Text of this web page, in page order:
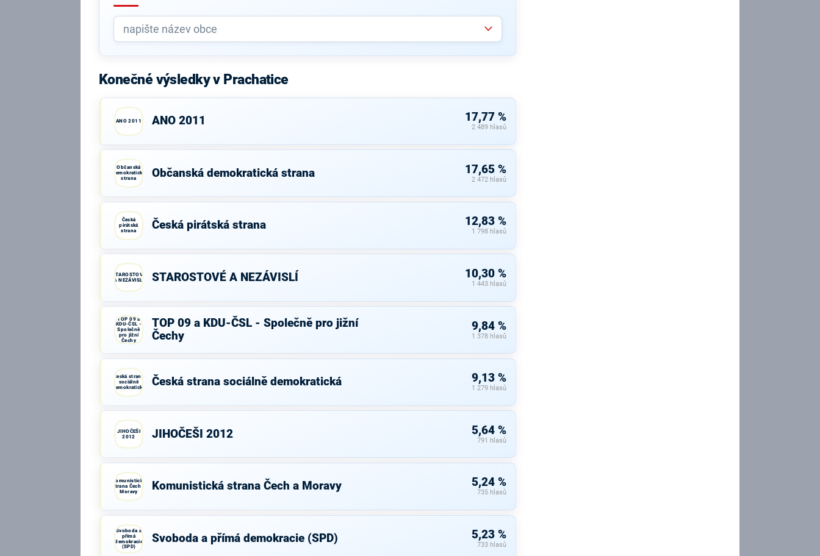
Konečné výsledky v Prachatice
ANO 2011 ANO 2011 17,77 %
2 489 hlasů
Občanská
demokratická
strana
Občanská demokratická strana 17,65 %
2 472 hlasů
Česká
pirátská
strana
Česká pirátská strana 12,83 %
1 798 hlasů
STAROSTOVÉ
A NEZÁVISLÍ
STAROSTOVÉ A NEZÁVISLÍ 10,30 %
1 443 hlasů
TOP 09 a
KDU-ČSL -
Společně
pro jižní
Čechy
TOP 09 a KDU-ČSL - Společně pro jižní
Čechy
9,84 %
1 378 hlasů
Česká strana
sociálně
demokratická
Česká strana sociálně demokratická 9,13 %
1 279 hlasů
JIHOČEŠI
2012
JIHOČEŠI 2012 5,64 %
791 hlasů
Komunistická
strana Čech a
Moravy
Komunistická strana Čech a Moravy 5,24 %
735 hlasů
Svoboda a
přímá
demokracie
(SPD)
Svoboda a přímá demokracie (SPD) 5,23 %
733 hlasů